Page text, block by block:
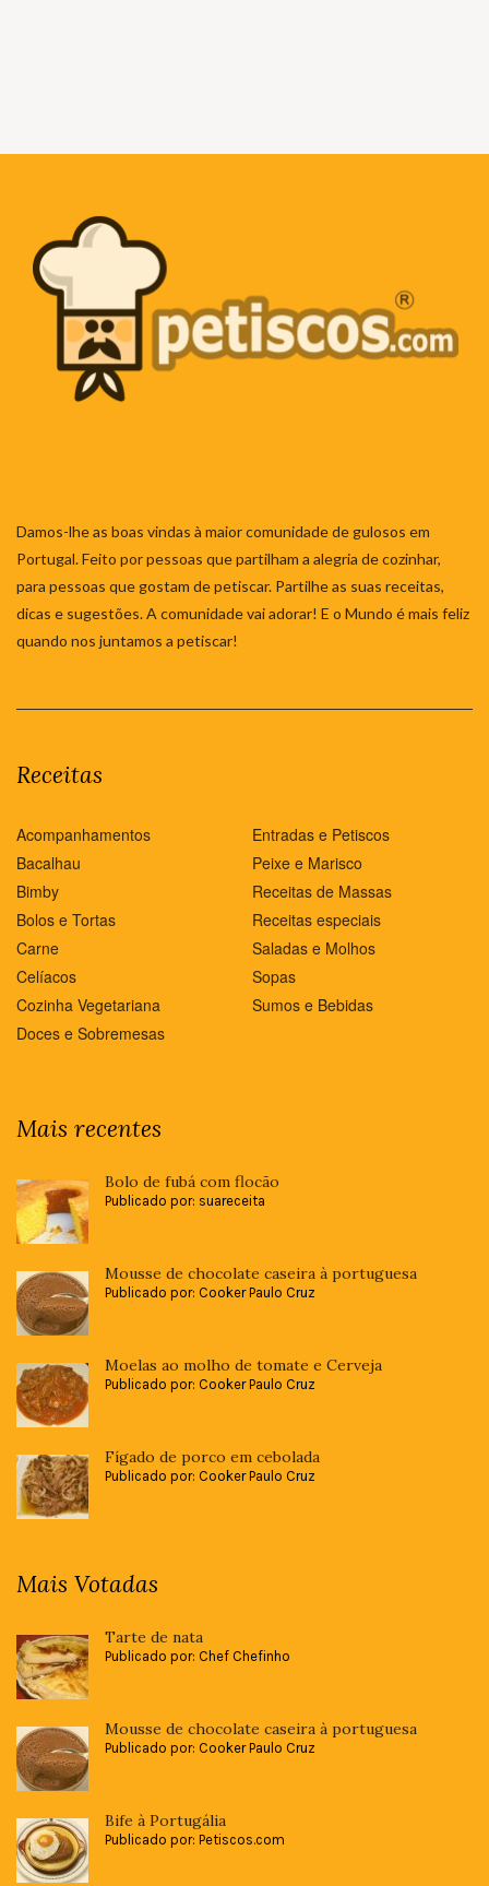
Damos-lhe as boas vindas à maior comunidade de gulosos em
Portugal. Feito por pessoas que partilham a alegria de cozinhar,
para pessoas que gostam de petiscar. Partilhe as suas receitas,
dicas e sugestões. A comunidade vai adorar! E o Mundo é mais feliz
quando nos juntamos a petiscar!
Receitas
Acompanhamentos
Bacalhau
Bimby
Bolos e Tortas
Carne
Celíacos
Cozinha Vegetariana
Doces e Sobremesas
Entradas e Petiscos
Peixe e Marisco
Receitas de Massas
Receitas especiais
Saladas e Molhos
Sopas
Sumos e Bebidas
Mais recentes
Bolo de fubá com flocão
Publicado por: suareceita
Mousse de chocolate caseira à portuguesa
Publicado por: Cooker Paulo Cruz
Moelas ao molho de tomate e Cerveja
Publicado por: Cooker Paulo Cruz
Fígado de porco em cebolada
Publicado por: Cooker Paulo Cruz
Mais Votadas
Tarte de nata
Publicado por: Chef Chefinho
Mousse de chocolate caseira à portuguesa
Publicado por: Cooker Paulo Cruz
Bife à Portugália
Publicado por: Petiscos.com